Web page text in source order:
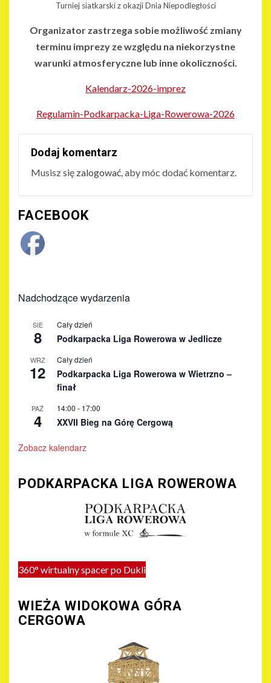
Turniej siatkarski z okazji Dnia Niepodległości
Organizator zastrzega sobie możliwość zmiany
terminu imprezy ze względu na niekorzystne
warunki atmosferyczne lub inne okoliczności.
Kalendarz-2026-imprez
Regulamin-Podkarpacka-Liga-Rowerowa-2026
Dodaj komentarz
Musisz się zalogować, aby móc dodać komentarz.
FACEBOOK
Nadchodzące wydarzenia
SIE
8
Cały dzień
Podkarpacka Liga Rowerowa w Jedlicze
WRZ
12
Cały dzień
Podkarpacka Liga Rowerowa w Wietrzno –
finał
PAŹ
4
14:00 - 17:00
XXVII Bieg na Górę Cergową
Zobacz kalendarz
PODKARPACKA LIGA ROWEROWA
360° wirtualny spacer po Dukli
WIEŻA WIDOKOWA GÓRA
CERGOWA